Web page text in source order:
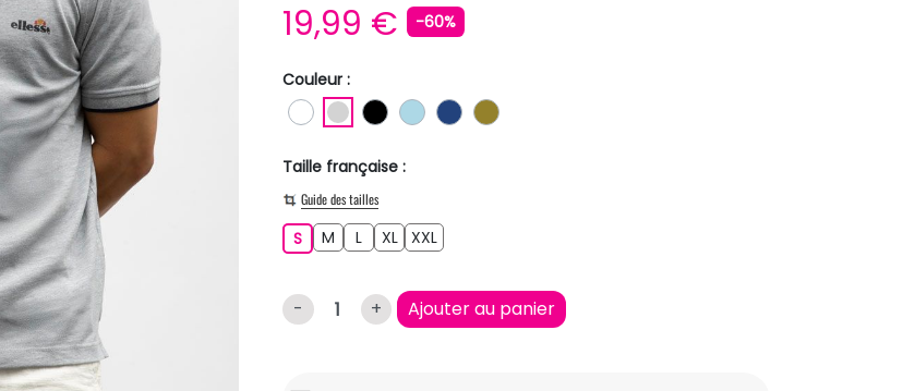
19,99 € -60%
Couleur :
BLANCGRIS CLAIR
NOIRBLEU CLAIR
BLEU FONCE
KAKI
Taille française :
Guide des tailles
SS M LL XLXLXXLXXL
- + Ajouter au panier